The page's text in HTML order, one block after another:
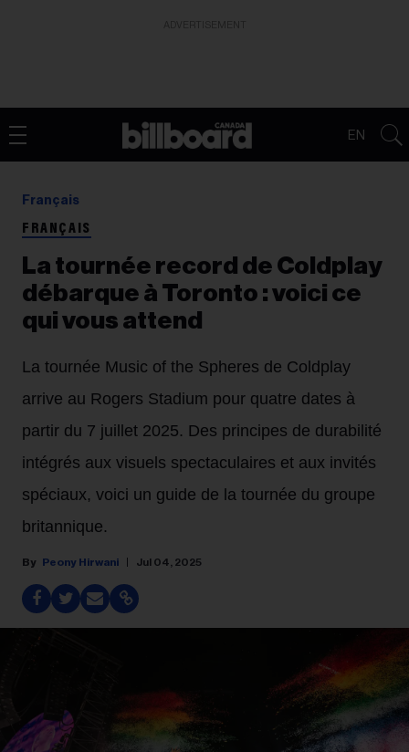
EN
Français
FRANÇAIS
La tournée record de Coldplay
débarque à Toronto : voici ce
qui vous attend
La tournée Music of the Spheres de Coldplay
arrive au Rogers Stadium pour quatre dates à
partir du 7 juillet 2025. Des principes de durabilité
intégrés aux visuels spectaculaires et aux invités
spéciaux, voici un guide de la tournée du groupe
britannique.
Peony Hirwani Jul 04, 2025